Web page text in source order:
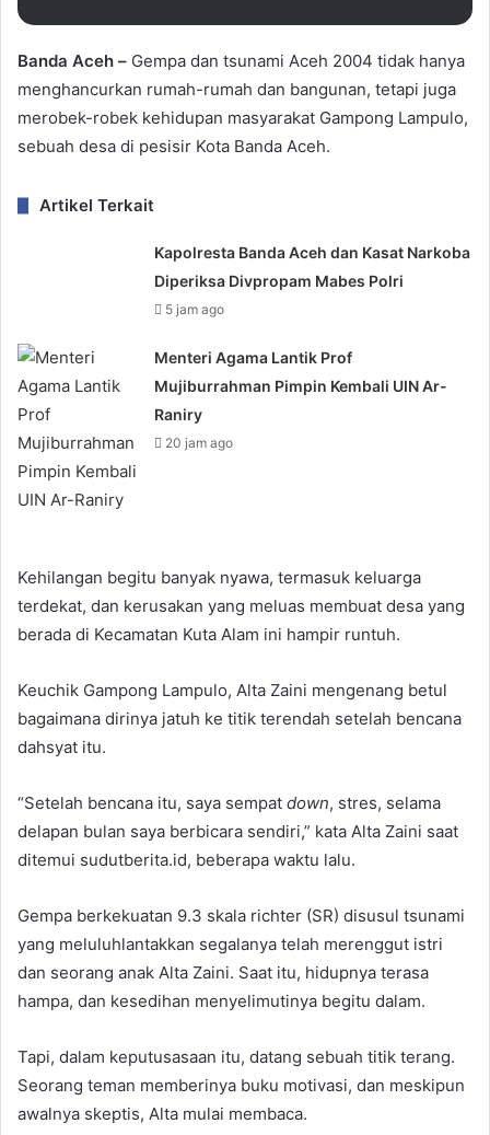
Banda Aceh – Gempa dan tsunami Aceh 2004 tidak hanya
menghancurkan rumah-rumah dan bangunan, tetapi juga
merobek-robek kehidupan masyarakat Gampong Lampulo,
sebuah desa di pesisir Kota Banda Aceh.
Artikel Terkait
Kapolresta Banda Aceh dan Kasat Narkoba
Diperiksa Divpropam Mabes Polri
5 jam ago
Menteri Agama Lantik Prof
Mujiburrahman Pimpin Kembali UIN Ar-
Raniry
20 jam ago
Kehilangan begitu banyak nyawa, termasuk keluarga
terdekat, dan kerusakan yang meluas membuat desa yang
berada di Kecamatan Kuta Alam ini hampir runtuh.
Keuchik Gampong Lampulo, Alta Zaini mengenang betul
bagaimana dirinya jatuh ke titik terendah setelah bencana
dahsyat itu.
“Setelah bencana itu, saya sempat down, stres, selama
delapan bulan saya berbicara sendiri,” kata Alta Zaini saat
ditemui sudutberita.id, beberapa waktu lalu.
Gempa berkekuatan 9.3 skala richter (SR) disusul tsunami
yang meluluhlantakkan segalanya telah merenggut istri
dan seorang anak Alta Zaini. Saat itu, hidupnya terasa
hampa, dan kesedihan menyelimutinya begitu dalam.
Tapi, dalam keputusasaan itu, datang sebuah titik terang.
Seorang teman memberinya buku motivasi, dan meskipun
awalnya skeptis, Alta mulai membaca.